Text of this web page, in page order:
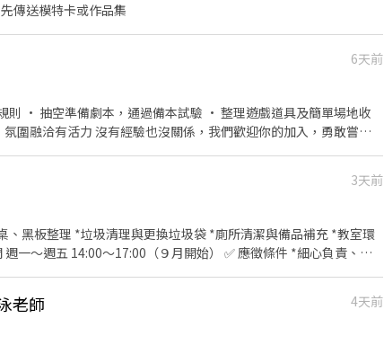
傳送模特卡或作品集
6天前
• 抽空準備劇本，通過備本試驗 • 整理遊戲道具及簡單場地收
3天前
黑板整理 *垃圾清理與更換垃圾袋 *廁所清潔與備品補充 *教室環
一～週五 14:00～17:00（９月開始） ✅ 應徵條件 *細心負責、守
老師
4天前